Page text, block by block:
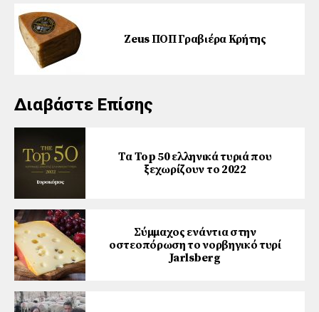
Zeus ΠΟΠ Γραβιέρα Κρήτης
Διαβάστε Επίσης
Τα Top 50 ελληνικά τυριά που
ξεχωρίζουν το 2022
Σύμμαχος ενάντια στην
οστεοπόρωση το νορβηγικό τυρί
Jarlsberg